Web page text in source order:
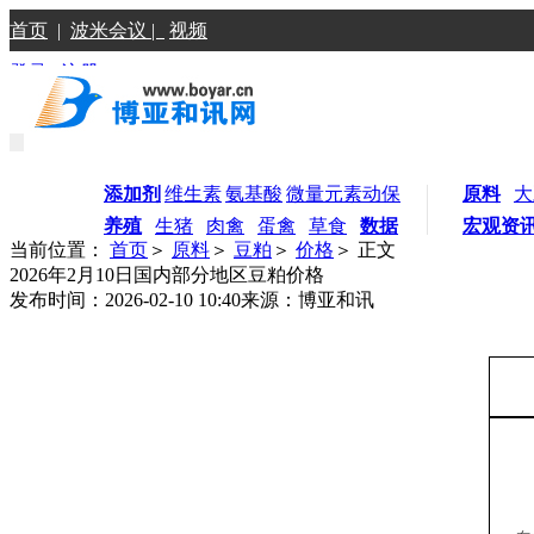
首页 | 波米会议 | 视频
登录 |注册
添加剂 维生素氨基酸 微量元素动保
养殖
生猪 肉禽 蛋禽 草食 数据
原料
宏观资
当前位置： 首页 ＞ 原料 ＞ 豆粕 ＞ 价格 ＞ 正文
2026年2月10日国内部分地区豆粕价格
发布时间：2026-02-10 10:40来源：博亚和讯